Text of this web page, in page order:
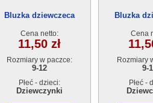
Bluzka dziewczeca
Cena netto:
11,50 zł
Rozmiary w paczce:
9-12
Płeć - dzieci:
Dziewczynki
Bluzka
Cena
Rozmiary
9-
Płeć -